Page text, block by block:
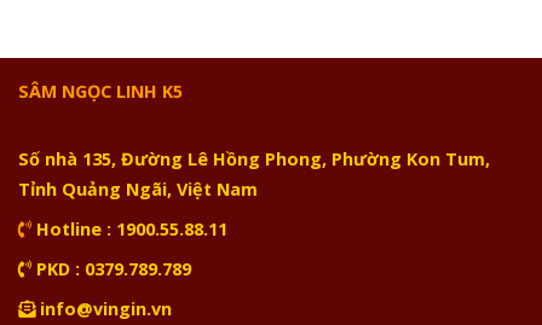
SÂM NGỌC LINH K5
Số nhà 135, Đường Lê Hồng Phong, Phường Kon Tum,
Tỉnh Quảng Ngãi, Việt Nam
Hotline : 1900.55.88.11
PKD : 0379.789.789
info@vingin.vn